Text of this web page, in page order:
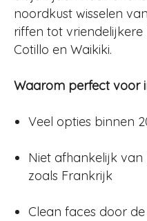
noordkust wisselen
riffen tot
Cotillo en Waikiki.
Waarom perfect voor
Veel opties binnen
Niet afhankelijk
zoals Frankrijk
Clean faces door